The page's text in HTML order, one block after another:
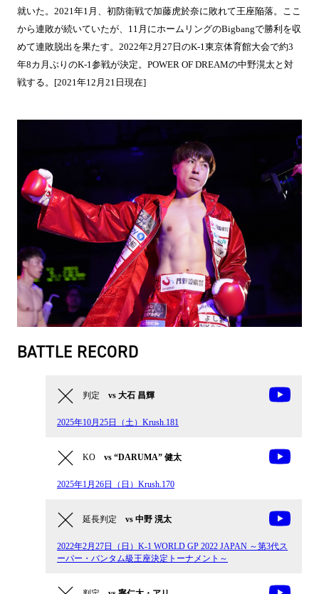
就いた。2021年1月、初防衛戦で加藤虎於奈に敗れて王座陥落。ここ
から連敗が続いていたが、11月にホームリングのBigbangで勝利を収
めて連敗脱出を果たす。2022年2月27日のK-1東京体育館大会で約3
年8カ月ぶりのK-1参戦が決定。POWER OF DREAMの中野滉太と対
戦する。[2021年12月21日現在]
BATTLE RECORD
判定 vs 大石 昌輝
2025年10月25日（土）Krush.181
KO vs “DARUMA” 健太
2025年1月26日（日）Krush.170
延長判定 vs 中野 滉太
2022年2月27日（日）K-1 WORLD GP 2022 JAPAN ～第3代ス
ーパー・バンタム級王座決定トーナメント～